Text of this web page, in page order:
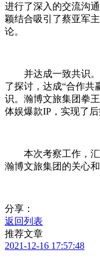
进行了深入的交流沟
颖结合吸引了蔡亚军
论。
并达成一致共识。
了探讨，达成“合作共
识。瀚博文旅集团拳
体娱爆款IP，实现了后
本次考察工作，汇
瀚博文旅集团的关心
分享：
返回列表
推荐文章
2021-12-16 17:57:48